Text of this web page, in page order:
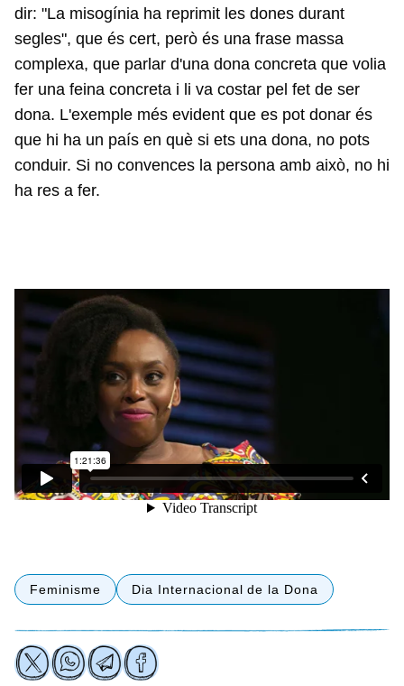
dir: "La misogínia ha reprimit les dones durant
segles", que és cert, però és una frase massa
complexa, que parlar d'una dona concreta que volia
fer una feina concreta i li va costar pel fet de ser
dona. L'exemple més evident que es pot donar és
que hi ha un país en què si ets una dona, no pots
conduir. Si no convences la persona amb això, no hi
ha res a fer.
Feminisme Dia Internacional de la Dona